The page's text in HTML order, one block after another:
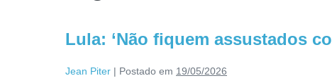
Lula: ‘Não fiquem assustados
Jean Piter | Postado em 19/05/2026